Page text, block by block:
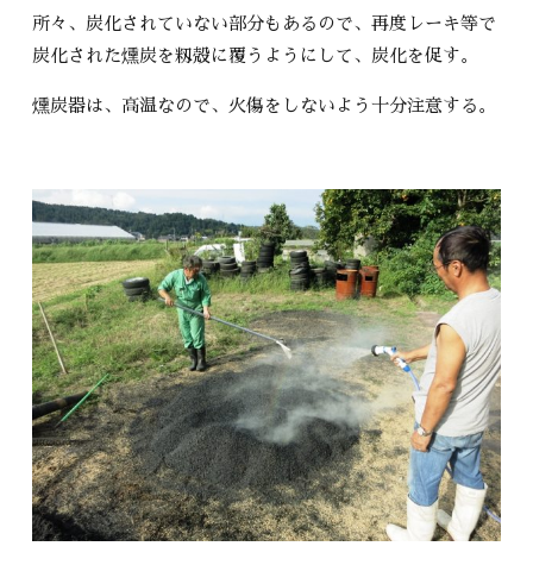
所々、炭化されていない部分もあるので、再度レーキ等で
炭化された燻炭を籾殻に覆うようにして、炭化を促す。
燻炭器は、高温なので、火傷をしないよう十分注意する。